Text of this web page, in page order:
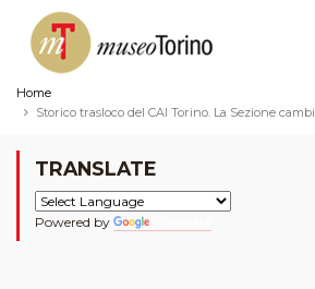
Home
Storico trasloco del CAI Torino. La Sezione
TRANSLATE
Powered by